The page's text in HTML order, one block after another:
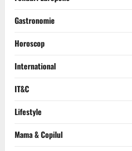
Gastronomie
Horoscop
International
IT&C
Lifestyle
Mama & Copilul